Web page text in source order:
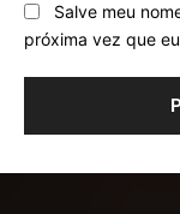
Salve meu
próxima vez que